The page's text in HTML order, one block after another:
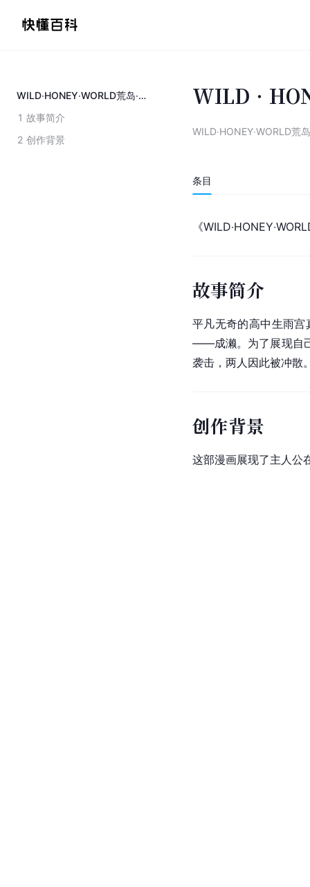
WILD‧HONEY‧WORLD荒岛‧甜心‧世界
1 故事简介
2 创作背景
WILD‧HONEY‧WORLD荒
条目
《
故事简介
平凡无奇的高中生雨
——成濑。为了展现自
袭击，两人因此被冲散
创作背景
这部漫画展现了主人公